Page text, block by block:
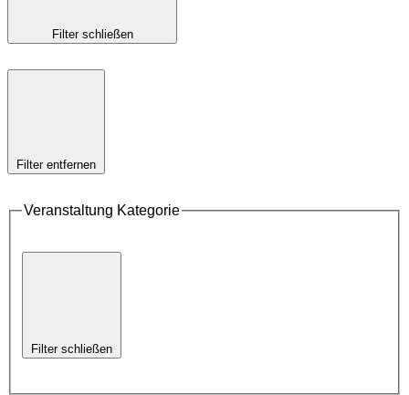
Filter schließen
Filter entfernen
Veranstaltung Kategorie
Filter schließen